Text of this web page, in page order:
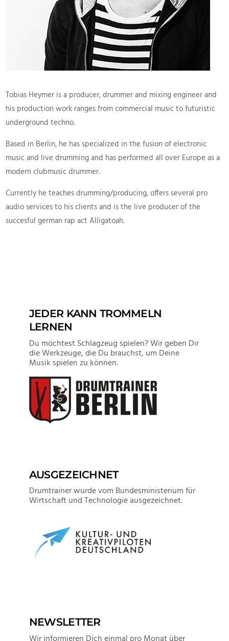
Tobias Heymer is a producer, drummer and mixing engineer and
his production work ranges from commercial music to futuristic
underground techno.
Based in Berlin, he has specialized in the fusion of electronic
music and live drumming and has performed all over Europe as a
modern clubmusic drummer.
Currently he teaches drumming/producing, offers several pro
audio services to his clients and is the live producer of the
succesful german rap act Alligatoah.
JEDER KANN TROMMELN
LERNEN
Du möchtest Schlagzeug spielen? Wir geben Dir
die Werkzeuge, die Du brauchst, um Deine
Musik spielen zu können.
AUSGEZEICHNET
Drumtrainer wurde vom Bundesministerium für
Wirtschaft und Technologie ausgezeichnet.
NEWSLETTER